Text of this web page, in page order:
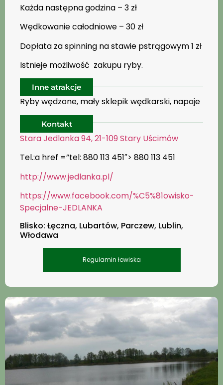
Każda następna godzina – 3 zł
Wędkowanie całodniowe – 30 zł
Dopłata za spinning na stawie pstrągowym 1 zł
Istnieje możliwość zakupu ryby.
Inne atrakcje
Ryby wędzone, mały sklepik wędkarski, napoje
Kontakt
Stara Jedlanka 94, 21-109 Stary Uścimów
Tel.:a href =”tel: 880 113 451″> 880 113 451
http://www.jedlanka.pl/
https://www.facebook.com/%C5%81owisko-
Specjalne-JEDLANKA
Blisko: Łęczna, Lubartów, Parczew, Lublin,
Włodawa
Regulamin łowiska